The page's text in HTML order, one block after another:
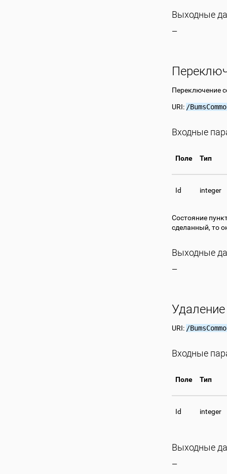
Выходные
—
Переключение
URI: /
Входные
Поле Тип
Id integer
Состояние
сделанный, то
Выходные
—
Удаление
URI: /
Входные
Поле Тип
Id integer
Выходные
—